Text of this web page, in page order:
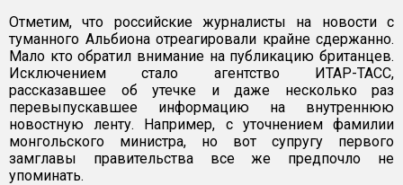
Отметим, что российские журналисты на новости с
туманного Альбиона отреагировали крайне сдержанно.
Мало кто обратил внимание на публикацию британцев.
Исключением стало агентство ИТАР-ТАСС,
рассказавшее об утечке и даже несколько раз
перевыпускавшее информацию на внутреннюю
новостную ленту. Например, с уточнением фамилии
монгольского министра, но вот супругу первого
замглавы правительства все же предпочло не
упоминать.